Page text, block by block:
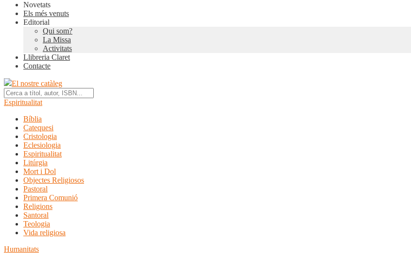
Novetats
Els més venuts
Editorial
Qui som?
La Missa
Activitats
Llibreria Claret
Contacte
El nostre catàleg
Espiritualitat
Bíblia
Catequesi
Cristologia
Eclesiologia
Espiritualitat
Litúrgia
Mort i Dol
Objectes Religiosos
Pastoral
Primera Comunió
Religions
Santoral
Teologia
Vida religiosa
Humanitats